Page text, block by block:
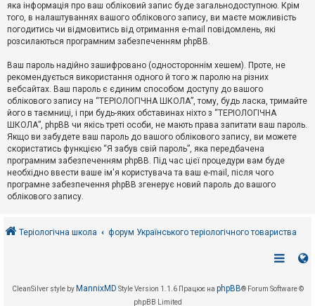
Д
о
м
о
г
яка інформація про ваш обліковий запис буде загальнодоступною. Крім
того, в налаштуваннях вашого облікового запису, ви маєте можливість
погодитись чи відмовитись від отримання e-mail повідомлень, які
розсилаються програмним забезпеченням phpBB.
Ваш пароль надійно зашифровано (одностороннім хешем). Проте, не
рекомендується використання одного й того ж паролю на різних
вебсайтах. Ваш пароль є єдиним способом доступу до вашого
облікового запису на “ТЕРІОЛОГІЧНА ШКОЛА”, тому, будь ласка, тримайте
його в таємниці, і при будь-яких обставинах ніхто з “ТЕРІОЛОГІЧНА
ШКОЛА”, phpBB чи якісь треті особи, не мають права запитати ваш пароль.
Якщо ви забудете ваш пароль до вашого облікового запису, ви можете
скористатись функцією “Я забув свій пароль”, яка передбачена
програмним забезпеченням phpBB. Під час цієї процедури вам буде
необхідно ввести ваше ім'я користувача та ваш e-mail, після чого
програмне забезпечення phpBB згенерує новий пароль до вашого
облікового запису.
Теріологічна школа форум Українського теріологічного товариства
CleanSilver style by MannixMD Style Version 1.1.6 Працює на phpBB® Forum Software ©
phpBB Limited